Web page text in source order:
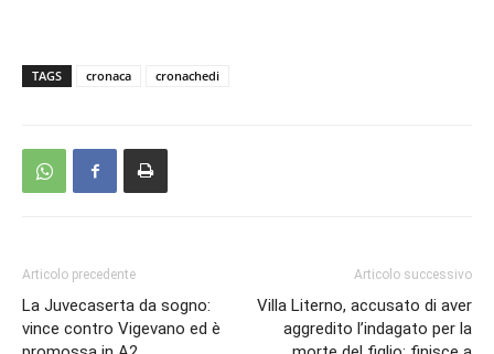
TAGS cronaca cronachedi
Articolo precedente
La Juvecaserta da sogno:
vince contro Vigevano ed è
Articolo successivo
Villa Literno, accusato di aver
aggredito l’indagato per la